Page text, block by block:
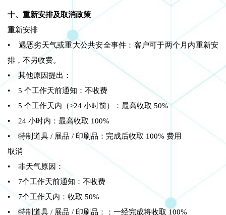
十、重新安排及取消政策
重新安排
• 遇恶劣天气或重大公共安全事件：客户可于两个月内重新安
排，不另收费。
• 其他原因提出：
• 5 个工作天前通知：不收费
• 5 个工作天内（>24 小时前）：最高收取 50%
• 24 小时内：最高收取 100%
• 特制道具 / 展品 / 印刷品：完成后收取 100% 费用
取消
• 非天气原因：
• 7个工作天前通知：不收费
• 7个工作天内：收取 50%
• 特制道具 / 展品 / 印刷品：：一经完成将收取 100%